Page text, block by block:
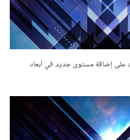
إضافة مستوى جديد في أبعاد